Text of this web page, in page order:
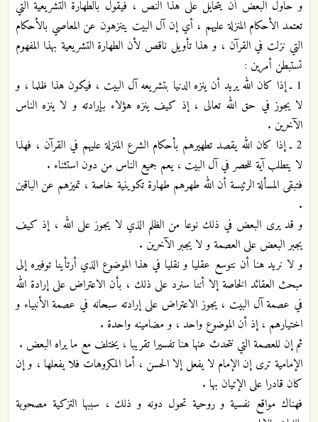
و حاول البعض أن يتحايل على هذا النص ، فيقول بالطهارة التشريعية التي
تعتمد الأحكام المنزلة عليهم ، أي إن آل البيت يتنزهون عن المعاصي بالأحكام
التي نزلت في القرآن ، و هذا تأويل ناقص لأن الطهارة التشريعية بهذا المفهوم
تستبطن أمرين :
1 ـ إذا كان الله يريد أن ينزه الدنيا بتشريعه آل البيت ، فيكون هذا ظلما ، و
لا يجوز في حق الله تعالى ، إذ كيف ينزه هؤلاء بإرادته و لا ينزه الناس
الآخرين .
2 ـ إذا كان الله يقصد تطهيرهم بأحكام الشرع المنزلة عليهم في القرآن ، فهذا
لا يتطلب آية للحصر في آل البيت ، يعم جميع الناس من دون استثناء .
فتبقى المسألة الرئيسة أن الله طهرهم طهارة تكوينية خاصة ، تميزهم عن الباقين
.
و قد يرى البعض في ذلك نوعا من الظلم الذي لا يجوز على الله ، إذ كيف
يجبر البعض على العصمة و لا يجبر الآخرين .
و لا نريد هنا أن نتوسع عقليا و نقليا في هذا الموضوع الذي أرتأينا توفيره إلى
مبحث العقائد الخاصة إلا أننا سنرد على ذلك ، بأن الاعتراض على إرادة الله
في عصمة آل البيت ، يجوز الاعتراض على إرادته سبحانه في عصمة الأنبياء و
اختيارهم ، إذ أن الموضوع واحد ، و مضامينه واحدة .
ثم إن للعصمة التي نتحدث عنها هنا تفسيرا تقريبا ، يختلف مع ما يراه البعض .
الإمامية ترى إن الإمام لا يفعل إلا الحسن ، أما المكروهات فلا يفعلها ، و إن
كان قادرا على الإتيان بها .
فهناك مواقع نفسية و روحية تحول دونه و ذلك ، سببها التزكية مصحوبة